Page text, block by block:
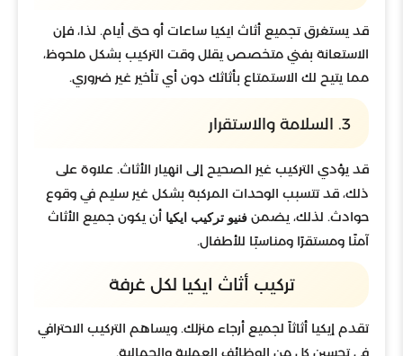
قد يستغرق تجميع أثاث ايكيا ساعات أو حتى أيام. لذا، فإن
الاستعانة بفني متخصص يقلل وقت التركيب بشكل ملحوظ،
مما يتيح لك الاستمتاع بأثاثك دون أي تأخير غير ضروري.
3. السلامة والاستقرار
قد يؤدي التركيب غير الصحيح إلى انهيار الأثاث. علاوة على
ذلك، قد تتسبب الوحدات المركبة بشكل غير سليم في وقوع
حوادث. لذلك، يضمن فنيو تركيب ايكيا أن يكون جميع الأثاث
آمنًا ومستقرًا ومناسبًا للأطفال.
تركيب أثاث ايكيا لكل غرفة
تقدم إيكيا أثاثاً لجميع أرجاء منزلك. ويساهم التركيب الاحترافي
في تحسين كل من الوظائف العملية والجمالية.